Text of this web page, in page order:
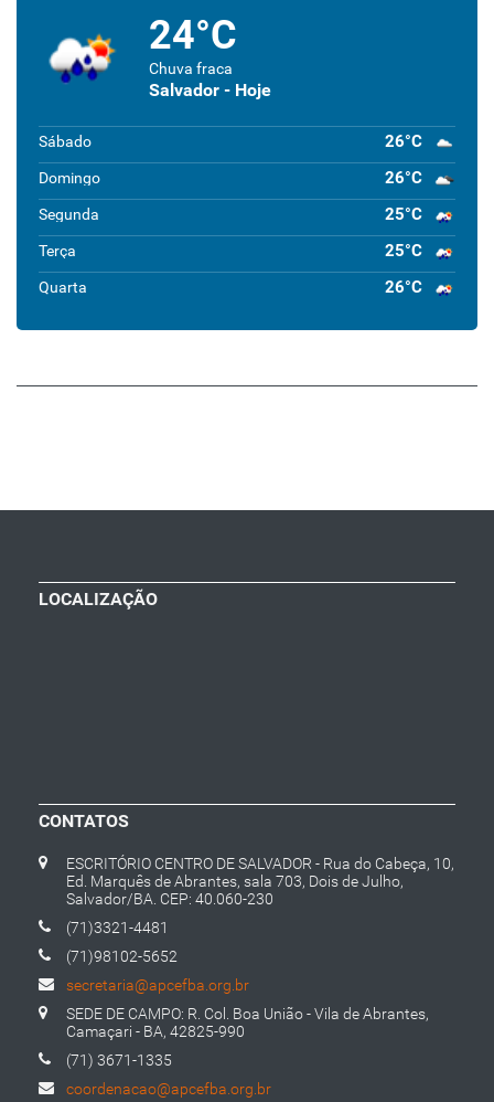
24°C
Chuva fraca
Salvador - Hoje
Sábado 26°C
Domingo 26°C
Segunda 25°C
Terça 25°C
Quarta 26°C
LOCALIZAÇÃO
CONTATOS
ESCRITÓRIO CENTRO DE SALVADOR - Rua do Cabeça, 10,
Ed. Marquês de Abrantes, sala 703, Dois de Julho,
Salvador/BA. CEP: 40.060-230
(71)3321-4481
(71)98102-5652
secretaria@apcefba.org.br
SEDE DE CAMPO: R. Col. Boa União - Vila de Abrantes,
Camaçari - BA, 42825-990
(71) 3671-1335
coordenacao@apcefba.org.br